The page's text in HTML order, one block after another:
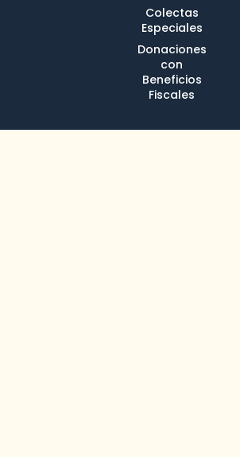
Colectas
Especiales
Donaciones
con
Beneficios
Fiscales